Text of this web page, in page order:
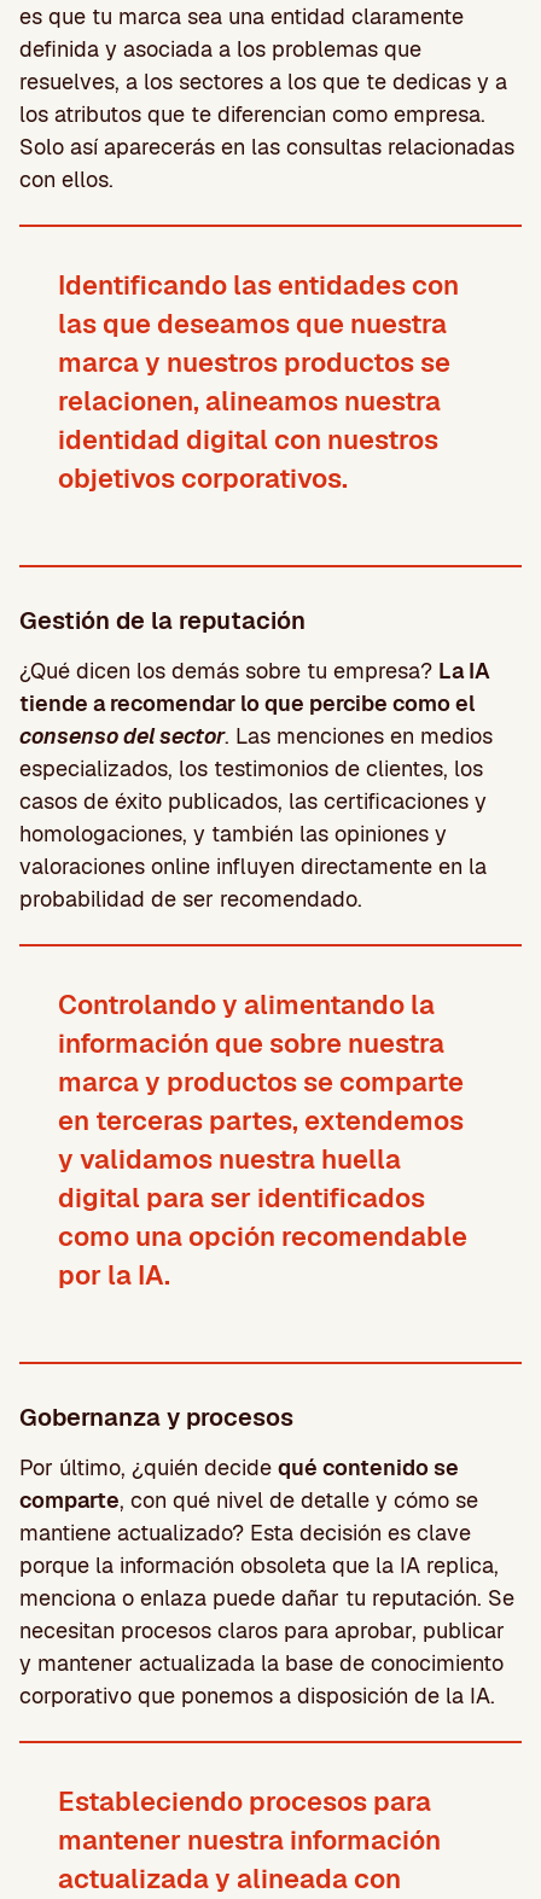
es que tu marca sea una entidad claramente
definida y asociada a los problemas que
resuelves, a los sectores a los que te dedicas y a
los atributos que te diferencian como empresa.
Solo así aparecerás en las consultas relacionadas
con ellos.
Identificando las entidades con
las que deseamos que nuestra
marca y nuestros productos se
relacionen, alineamos nuestra
identidad digital con nuestros
objetivos corporativos.
Gestión de la reputación
¿Qué dicen los demás sobre tu empresa? La IA
tiende a recomendar lo que percibe como el
consenso del sector. Las menciones en medios
especializados, los testimonios de clientes, los
casos de éxito publicados, las certificaciones y
homologaciones, y también las opiniones y
valoraciones online influyen directamente en la
probabilidad de ser recomendado.
Controlando y alimentando la
información que sobre nuestra
marca y productos se comparte
en terceras partes, extendemos
y validamos nuestra huella
digital para ser identificados
como una opción recomendable
por la IA.
Gobernanza y procesos
Por último, ¿quién decide qué contenido se
comparte, con qué nivel de detalle y cómo se
mantiene actualizado? Esta decisión es clave
porque la información obsoleta que la IA replica,
menciona o enlaza puede dañar tu reputación. Se
necesitan procesos claros para aprobar, publicar
y mantener actualizada la base de conocimiento
corporativo que ponemos a disposición de la IA.
Estableciendo procesos para
mantener nuestra información
actualizada y alineada con